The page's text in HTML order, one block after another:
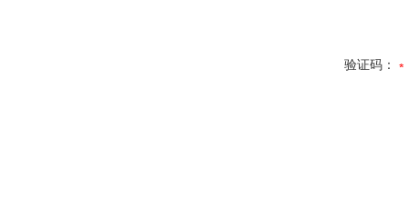
验证码：